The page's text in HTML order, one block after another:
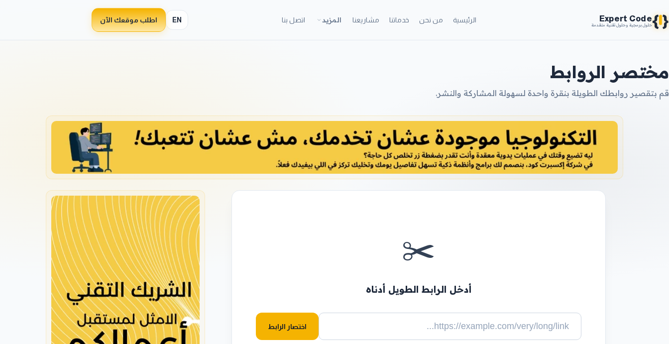
{}
Expert Code
حلول برمجية وحلول تقنية متقدمة
الرئيسية من نحن خدماتنا مشاريعنا المزيد اتصل بنا EN اطلب موقعك الآن
مختصر الروابط
قم بتقصير روابطك الطويلة بنقرة واحدة لسهولة المشاركة والنشر.
✂️
أدخل الرابط الطويل أدناه
اختصار الرابط